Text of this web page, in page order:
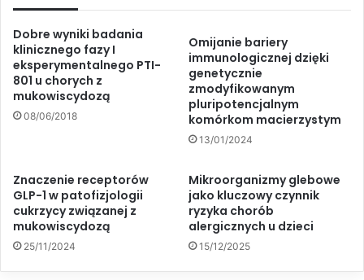
Dobre wyniki badania
klinicznego fazy I
eksperymentalnego PTI-
801 u chorych z
mukowiscydozą
08/06/2018
Omijanie bariery
immunologicznej dzięki
genetycznie
zmodyfikowanym
pluripotencjalnym
komórkom macierzystym
13/01/2024
Znaczenie receptorów
GLP-1 w patofizjologii
cukrzycy związanej z
mukowiscydozą
25/11/2024
Mikroorganizmy glebowe
jako kluczowy czynnik
ryzyka chorób
alergicznych u dzieci
15/12/2025